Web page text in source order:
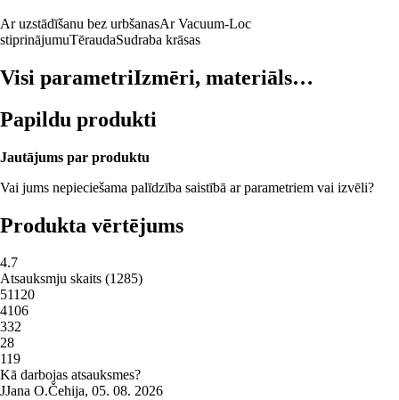
Ar uzstādīšanu bez urbšanasAr Vacuum-Loc
stiprinājumuTēraudaSudraba krāsas
Visi parametriIzmēri, materiāls…
Papildu produkti
Jautājums par produktu
Vai jums nepieciešama palīdzība saistībā ar parametriem vai izvēli?
Produkta vērtējums
4.7
Atsauksmju skaits (1285)
51120
4106
332
28
119
Kā darbojas atsauksmes?
JJana O.Čehija, 05. 08. 2026